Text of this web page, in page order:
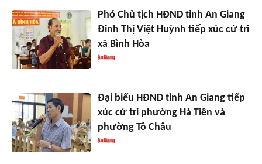
Phó Chủ tịch HĐND tỉnh An Giang
Đinh Thị Việt Huỳnh tiếp xúc cử tri
xã Bình Hòa
Đại biểu HĐND tỉnh An Giang tiếp
xúc cử tri phường Hà Tiên và
phường Tô Châu